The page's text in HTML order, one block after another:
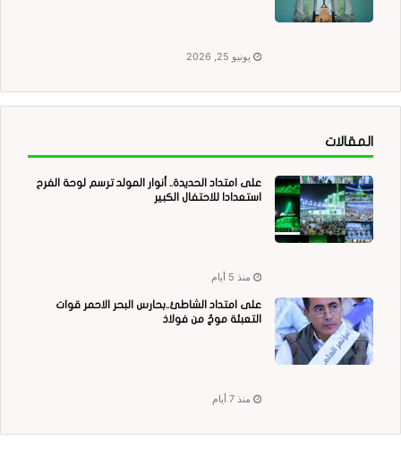
يونيو 25, 2026
المقالات
على امتداد الحديدة.. أنوار المولد ترسم لوحة الفرح
استعدادا للاحتفال الكبير
منذ 5 أيام
على امتداد الشاطئ..بحارس البحر الاحمر قوات
التعبئة موجٌ من فولاذ
منذ 7 أيام